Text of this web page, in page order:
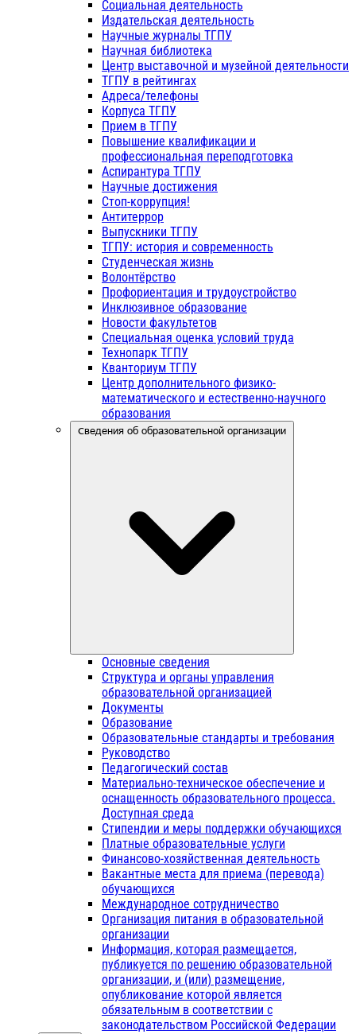
Социальная деятельность
Издательская деятельность
Научные журналы ТГПУ
Научная библиотека
Центр выставочной и музейной деятельности
ТГПУ в рейтингах
Адреса/телефоны
Корпуса ТГПУ
Прием в ТГПУ
Повышение квалификации и
профессиональная переподготовка
Аспирантура ТГПУ
Научные достижения
Стоп-коррупция!
Антитеррор
Выпускники ТГПУ
ТГПУ: история и современность
Студенческая жизнь
Волонтёрство
Профориентация и трудоустройство
Инклюзивное образование
Новости факультетов
Специальная оценка условий труда
Технопарк ТГПУ
Кванториум ТГПУ
Центр дополнительного физико-
математического и естественно-научного
образования
Сведения об образовательной организации
Основные сведения
Структура и органы управления
образовательной организацией
Документы
Образование
Образовательные стандарты и требования
Руководство
Педагогический состав
Материально-техническое обеспечение и
оснащенность образовательного процесса.
Доступная среда
Стипендии и меры поддержки обучающихся
Платные образовательные услуги
Финансово-хозяйственная деятельность
Вакантные места для приема (перевода)
обучающихся
Международное сотрудничество
Организация питания в образовательной
организации
Информация, которая размещается,
публикуется по решению образовательной
организации, и (или) размещение,
опубликование которой является
обязательным в соответствии с
законодательством Российской Федерации